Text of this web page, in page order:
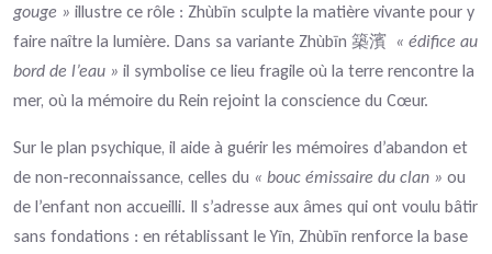
gouge » illustre ce rôle : Zhùbīn sculpte la matière vivante pour y
faire naître la lumière. Dans sa variante Zhùbīn 築濱 « édifice au
bord de l’eau » il symbolise ce lieu fragile où la terre rencontre la
mer, où la mémoire du Rein rejoint la conscience du Cœur.
Sur le plan psychique, il aide à guérir les mémoires d’abandon et
de non-reconnaissance, celles du « bouc émissaire du clan » ou
de l’enfant non accueilli. Il s’adresse aux âmes qui ont voulu bâtir
sans fondations : en rétablissant le Yīn, Zhùbīn renforce la base